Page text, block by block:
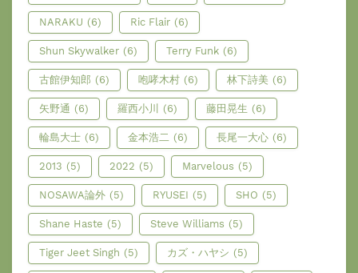
NARAKU (6) Ric Flair (6)
Shun Skywalker (6) Terry Funk (6)
古館伊知郎 (6) 咆哮木村 (6) 林下詩美 (6)
矢野通 (6) 羅西小川 (6) 藤田晃生 (6)
輪島大士 (6) 金本浩二 (6) 長尾一大心 (6)
2013 (5) 2022 (5) Marvelous (5)
NOSAWA論外 (5) RYUSEI (5) SHO (5)
Shane Haste (5) Steve Williams (5)
Tiger Jeet Singh (5) カズ・ハヤシ (5)